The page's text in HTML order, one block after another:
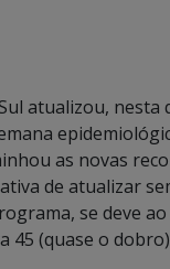
atualizou,
as novas
de atualizar
se deve
45 (quase o